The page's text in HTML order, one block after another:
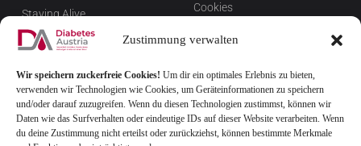
Zustimmung verwalten
Wir speichern zuckerfreie Cookies! Um dir ein optimales Erlebnis zu bieten,
verwenden wir Technologien wie Cookies, um Geräteinformationen zu speichern
und/oder darauf zuzugreifen. Wenn du diesen Technologien zustimmst, können wir
Daten wie das Surfverhalten oder eindeutige IDs auf dieser Website verarbeiten. Wenn
du deine Zustimmung nicht erteilst oder zurückziehst, können bestimmte Merkmale
Staying Alive
Favoriten
Cookies
Newsletter verwalten
FAQ